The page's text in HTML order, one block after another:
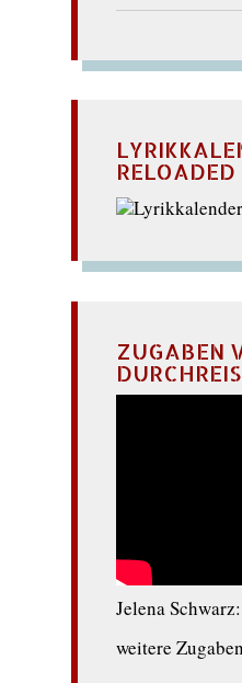
RELOADED
ZUGABEN
Jelena
weitere